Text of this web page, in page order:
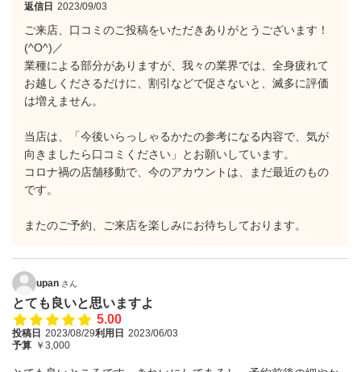
返信日 2023/09/03
ご来店、口コミのご投稿をいただきありがとうございます！
(^O^)／
業種による部分がありますが、我々の業界では、全身疲れて
お越しくださるだけに、割引などで促さないと、滅多に評価
は増えません。
当店は、「今後いらっしゃるかたの参考になる内容で、気が
向きましたら口コミください」とお願いしています。
コロナ禍の店舗移動で、今のアカウントは、まだ最近のもの
です。
またのご予約、ご来店を楽しみにお待ちしております。
upan さん
とても良いと思いますよ
5.00
投稿日 2023/08/29利用日 2023/06/03
予算 ￥3,000